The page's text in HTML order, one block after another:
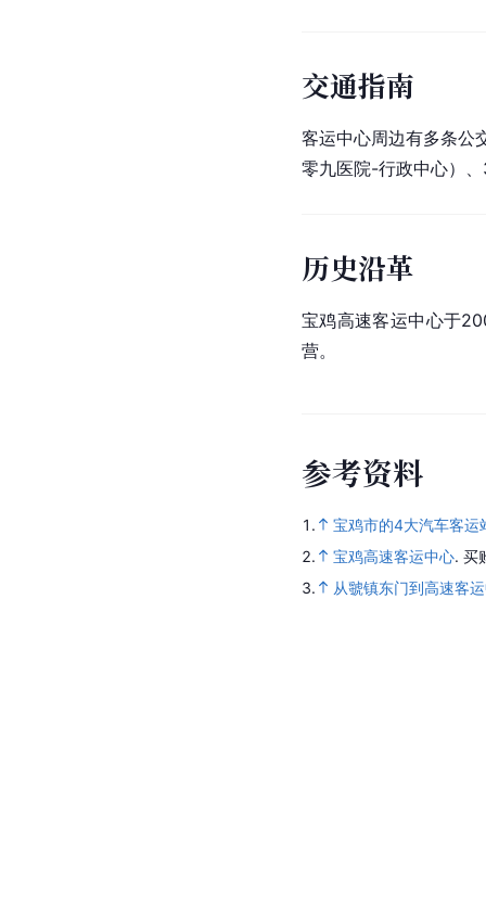
交通指南
客运中心周边有多条公
零九医院-行政中心）
历史沿革
宝鸡高速客运中心于
营。
参考资料
1.
宝鸡市的4大汽车客运
2.
宝鸡高速客运中心. 买
3.
从虢镇东门到高速客